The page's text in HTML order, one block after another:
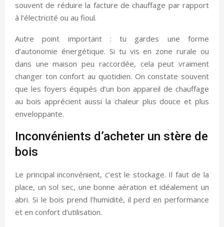
souvent de réduire la facture de chauffage par rapport
à l’électricité ou au fioul.
Autre point important : tu gardes une forme
d’autonomie énergétique. Si tu vis en zone rurale ou
dans une maison peu raccordée, cela peut vraiment
changer ton confort au quotidien. On constate souvent
que les foyers équipés d’un bon appareil de chauffage
au bois apprécient aussi la chaleur plus douce et plus
enveloppante.
Inconvénients d’acheter un stère de
bois
Le principal inconvénient, c’est le stockage. Il faut de la
place, un sol sec, une bonne aération et idéalement un
abri. Si le bois prend l’humidité, il perd en performance
et en confort d’utilisation.